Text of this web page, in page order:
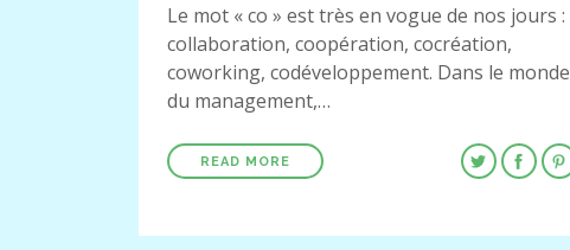
Le mot « co » est très en vogue de nos jours :
collaboration, coopération, cocréation,
coworking, codéveloppement. Dans le monde
du management,…
READ MORE